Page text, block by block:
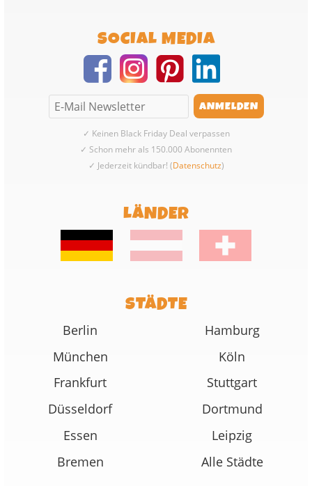
SOCIAL MEDIA
✓ Keinen Black Friday Deal verpassen
✓ Schon mehr als 150.000 Abonennten
✓ Jederzeit kündbar! (Datenschutz)
LÄNDER
STÄDTE
Berlin
Hamburg
München
Köln
Frankfurt
Stuttgart
Düsseldorf
Dortmund
Essen
Leipzig
Bremen
Alle Städte